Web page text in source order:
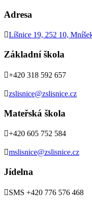
Adresa
Líšnice 19, 252 10,
Základní škola
+420 318 592 657
zslisnice@zslisnice.cz
Mateřská škola
+420 605 752 584
mslisnice@zslisnice.cz
Jídelna
SMS +420 776 576 468